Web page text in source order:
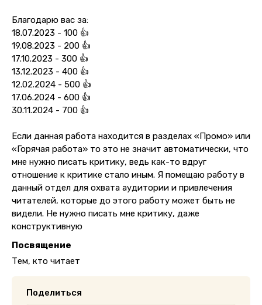
Благодарю вас за:
18.07.2023 - 100 👍
19.08.2023 - 200 👍
17.10.2023 - 300 👍
13.12.2023 - 400 👍
12.02.2024 - 500 👍
17.06.2024 - 600 👍
30.11.2024 - 700 👍
Если данная работа находится в разделах «Промо» или
«Горячая работа» то это не значит автоматически, что
мне нужно писать критику, ведь как-то вдруг
отношение к критике стало иным. Я помещаю работу в
данный отдел для охвата аудитории и привлечения
читателей, которые до этого работу может быть не
видели. Не нужно писать мне критику, даже
конструктивную
Посвящение
Тем, кто читает
Поделиться